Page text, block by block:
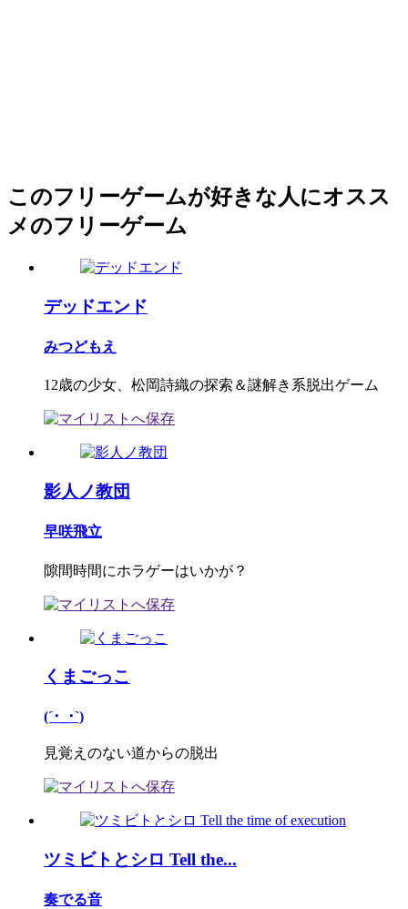
このフリーゲームが好きな人にオスス
メのフリーゲーム
デッドエンド
みつどもえ
12歳の少女、松岡詩織の探索＆謎解き系脱出ゲーム
影人ノ教団
早咲飛立
隙間時間にホラゲーはいかが？
くまごっこ
(´･_･`)
見覚えのない道からの脱出
ツミビトとシロ Tell the...
奏でる音